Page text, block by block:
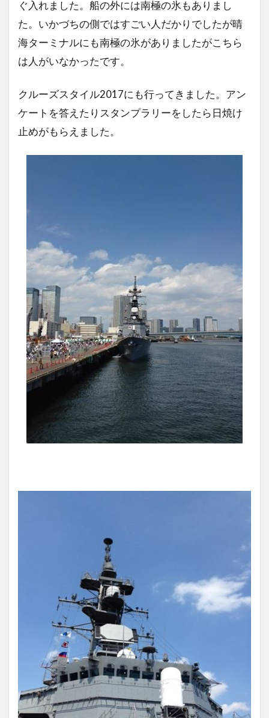
ぐ入れました。船の外には南極の氷もありまし
た。いかづちの側ではすごい人だかりでしたが晴
海ターミナルにも南極の氷がありましたがこちら
は人がいなかったです。
クルーズスタイル2017にも行ってきました。アン
ケートを答えたりスタンプラリーをしたら日焼け
止めがもらえました。